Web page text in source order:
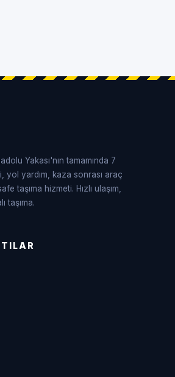
Yakası'nın tamamında 7
yol yardım, kaza sonrası araç
taşıma hizmeti. Hızlı ulaşım,
taşıma.